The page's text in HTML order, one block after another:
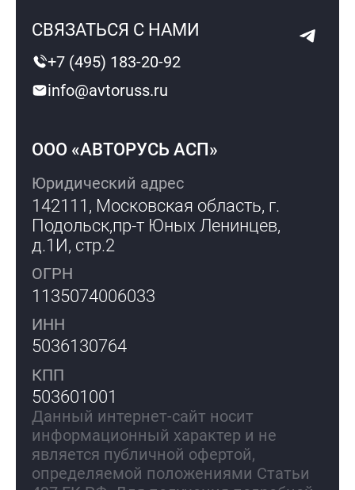
СВЯЗАТЬСЯ С НАМИ
+7 (495) 183-20-92
info@avtoruss.ru
ООО «АВТОРУСЬ АСП»
Юридический адрес
142111, Московская область, г.
Подольск,пр-т Юных Ленинцев,
д.1И, стр.2
ОГРН
1135074006033
ИНН
5036130764
КПП
503601001
Данный интернет-сайт носит
информационный характер и не
является публичной офертой,
определяемой положениями Статьи